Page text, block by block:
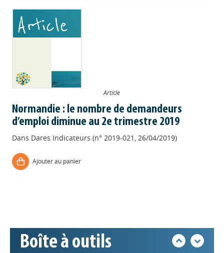
Article
Normandie : le nombre de demandeurs
d’emploi diminue au 2e trimestre 2019
Dans Dares Indicateurs (n° 2019-021, 26/04/2019)
Ajouter au panier
Boîte à outils
Appels à projets
Base documentaire